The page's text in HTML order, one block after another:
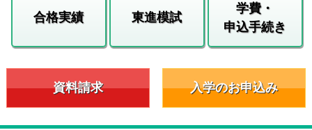
合格実績 東進模試
学費・
申込手続き
資料請求 入学のお申込み